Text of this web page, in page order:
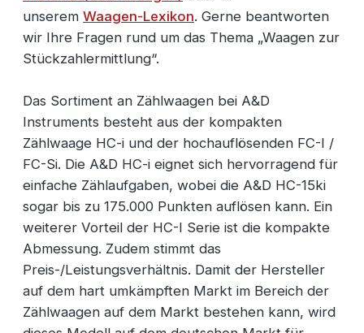
unserem Waagen-Lexikon. Gerne beantworten
wir Ihre Fragen rund um das Thema „Waagen zur
Stückzahlermittlung“.
Das Sortiment an Zählwaagen bei A&D
Instruments besteht aus der kompakten
Zählwaage HC-i und der hochauflösenden FC-I /
FC-Si. Die A&D HC-i eignet sich hervorragend für
einfache Zählaufgaben, wobei die A&D HC-15ki
sogar bis zu 175.000 Punkten auflösen kann. Ein
weiterer Vorteil der HC-I Serie ist die kompakte
Abmessung. Zudem stimmt das
Preis-/Leistungsverhältnis. Damit der Hersteller
auf dem hart umkämpften Markt im Bereich der
Zählwaagen auf dem Markt bestehen kann, wird